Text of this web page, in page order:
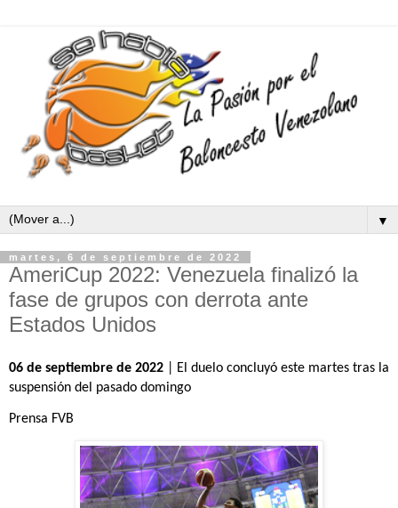
▼
martes, 6 de septiembre de 2022
AmeriCup 2022: Venezuela finalizó la
fase de grupos con derrota ante
Estados Unidos
06 de septiembre de 2022 | El duelo concluyó este martes tras la
suspensión del pasado domingo
Prensa FVB